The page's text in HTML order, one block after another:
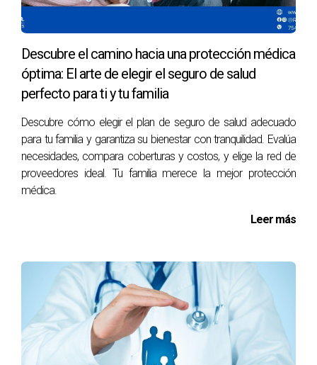
Descubre el camino hacia una protección médica
óptima: El arte de elegir el seguro de salud
perfecto para ti y tu familia
Descubre cómo elegir el plan de seguro de salud adecuado
para tu familia y garantiza su bienestar con tranquilidad. Evalúa
necesidades, compara coberturas y costos, y elige la red de
proveedores ideal. Tu familia merece la mejor protección
médica.
Leer más